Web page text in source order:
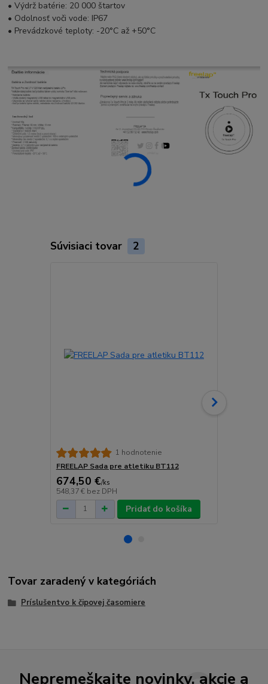
• Výdrž batérie: 20 000 štartov
• Odolnosť voči vode: IP67
• Prevádzkové teploty: -20°C až +50°C
Súvisiaci tovar 2
1 hodnotenie
FREELAP Sada pre atletiku BT112
674,50 €/ks
548,37 € bez DPH
Pridať do košíka
Tovar zaradený v kategóriách
Príslušentvo k čipovej časomiere
Nepremeškajte novinky, akcie a